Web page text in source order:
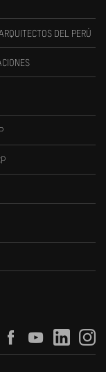
DEL PERÚ